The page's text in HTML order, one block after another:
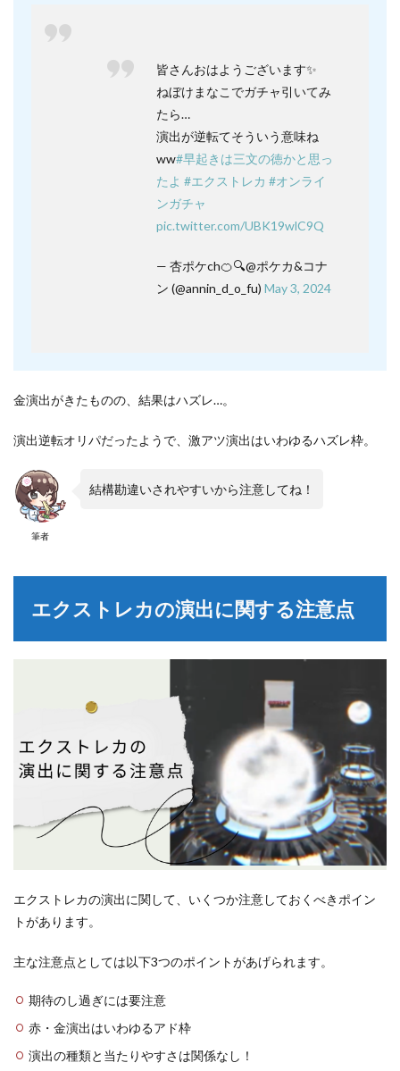
皆さんおはようございます✨
ねぼけまなこでガチャ引いてみ
たら…
演出が逆転てそういう意味ね
ww#早起きは三文の徳かと思っ
たよ #エクストレカ #オンライ
ンガチャ
pic.twitter.com/UBK19wlC9Q
— 杏ポケch🍊🔍@ポケカ&コナ
ン (@annin_d_o_fu) May 3, 2024
金演出がきたものの、結果はハズレ…。
演出逆転オリパだったようで、激アツ演出はいわゆるハズレ枠。
筆者
結構勘違いされやすいから注意してね！
エクストレカの演出に関する注意点
エクストレカの演出に関して、いくつか注意しておくべきポイン
トがあります。
主な注意点としては以下3つのポイントがあげられます。
期待のし過ぎには要注意
赤・金演出はいわゆるアド枠
演出の種類と当たりやすさは関係なし！